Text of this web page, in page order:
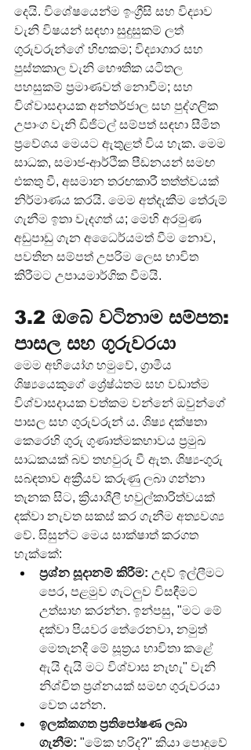
දෙයි. විශේෂයෙන්ම ඉංග්‍රීසි සහ විද්‍යාව
වැනි විෂයන් සඳහා සුදුසුකම් ලත්
ගුරුවරුන්ගේ හිඟකම; විද්‍යාගාර සහ
පුස්තකාල වැනි භෞතික යටිතල
පහසුකම් ප්‍රමාණවත් නොවීම; සහ
විශ්වාසදායක අන්තර්ජාල සහ පුද්ගලික
උපාංග වැනි ඩිජිටල් සම්පත් සඳහා සීමිත
ප්‍රවේශය මෙයට ඇතුළත් විය හැක. මෙම
සාධක, සමාජ-ආර්ථික පීඩනයන් සමඟ
එකතු වී, අසමාන තරඟකාරී තත්ත්වයක්
නිර්මාණය කරයි. මෙම අත්දැකීම තේරුම්
ගැනීම ඉතා වැදගත් ය; මෙහි අරමුණ
අඩුපාඩු ගැන අධෛර්යමත් වීම නොව,
පවතින සම්පත් උපරිම ලෙස භාවිත
කිරීමට උපායමාර්ගික වීමයි.
3.2 ඔබේ වටිනාම සම්පත:
පාසල සහ ගුරුවරයා
මෙම අභියෝග හමුවේ, ග්‍රාමීය
ශිෂ්‍යයෙකුගේ ශ්‍රේෂ්ඨතම සහ වඩාත්ම
විශ්වාසදායක වත්කම වන්නේ ඔවුන්ගේ
පාසල සහ ගුරුවරුන් ය. ශිෂ්‍ය දක්ෂතා
කෙරෙහි ගුරු ගුණාත්මකභාවය ප්‍රමුඛ
සාධකයක් බව තහවුරු වී ඇත. ශිෂ්‍ය-ගුරු
සබඳතාව අක්‍රීයව කරුණු ලබා ගන්නා
තැනක සිට, ක්‍රියාශීලී හවුල්කාරිත්වයක්
දක්වා නැවත සකස් කර ගැනීම අත්‍යවශ්‍ය
වේ. සිසුන්ට මෙය සාක්ෂාත් කරගත
හැක්කේ:
ප්‍රශ්න සූදානම් කිරීම: උදව් ඉල්ලීමට
පෙර, පළමුව ගැටලුව විසඳීමට
උත්සාහ කරන්න. ඉන්පසු, "මට මේ
දක්වා පියවර තේරෙනවා, නමුත්
මෙතැනදී මේ සූත්‍රය භාවිතා කළේ
ඇයි දැයි මට විශ්වාස නැහැ" වැනි
නිශ්චිත ප්‍රශ්නයක් සමඟ ගුරුවරයා
වෙත යන්න.
ඉලක්කගත ප්‍රතිපෝෂණ ලබා
ගැනීම: "මේක හරිද?" කියා පොදුවේ